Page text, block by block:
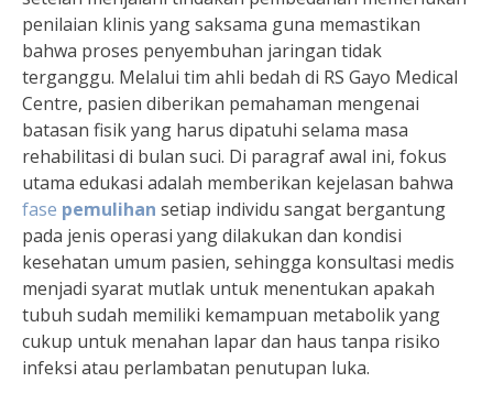
penilaian klinis yang saksama guna memastikan
bahwa proses penyembuhan jaringan tidak
terganggu. Melalui tim ahli bedah di RS Gayo Medical
Centre, pasien diberikan pemahaman mengenai
batasan fisik yang harus dipatuhi selama masa
rehabilitasi di bulan suci. Di paragraf awal ini, fokus
utama edukasi adalah memberikan kejelasan bahwa
fase pemulihan setiap individu sangat bergantung
pada jenis operasi yang dilakukan dan kondisi
kesehatan umum pasien, sehingga konsultasi medis
menjadi syarat mutlak untuk menentukan apakah
tubuh sudah memiliki kemampuan metabolik yang
cukup untuk menahan lapar dan haus tanpa risiko
infeksi atau perlambatan penutupan luka.